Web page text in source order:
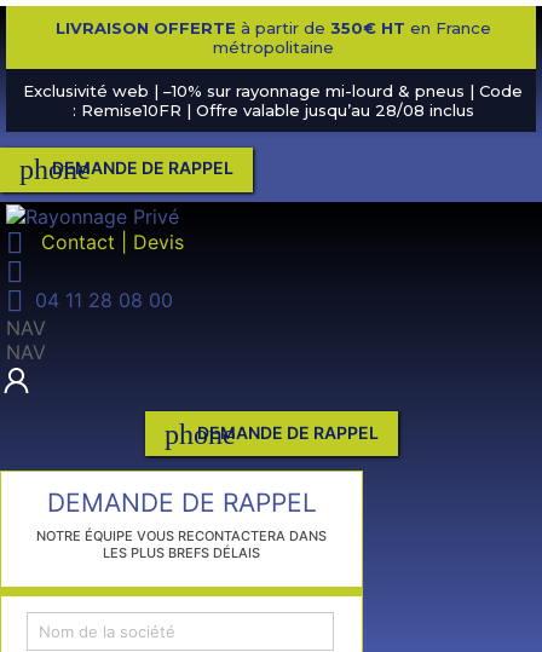
LIVRAISON OFFERTE à partir de 350€ HT en France
métropolitaine
Exclusivité web | –10% sur rayonnage mi-lourd & pneus | Code
: Remise10FR | Offre valable jusqu’au 28/08 inclus
phone
DEMANDE DE RAPPEL
 Contact | Devis


04 11 28 08 00
NAV
NAV
phone
DEMANDE DE RAPPEL
DEMANDE DE RAPPEL
NOTRE ÉQUIPE VOUS RECONTACTERA DANS
LES PLUS BREFS DÉLAIS